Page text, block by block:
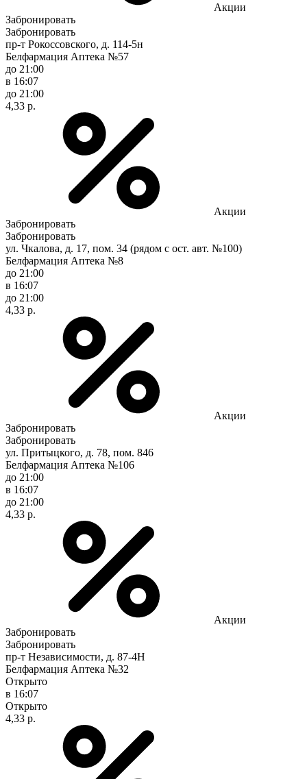
Акции
Забронировать
Забронировать
пр-т Рокоссовского, д. 114-5н
Белфармация Аптека №57
до 21:00
в 16:07
до 21:00
4,33 р.
Акции
Забронировать
Забронировать
ул. Чкалова, д. 17, пом. 34 (рядом с ост. авт. №100)
Белфармация Аптека №8
до 21:00
в 16:07
до 21:00
4,33 р.
Акции
Забронировать
Забронировать
ул. Притыцкого, д. 78, пом. 846
Белфармация Аптека №106
до 21:00
в 16:07
до 21:00
4,33 р.
Акции
Забронировать
Забронировать
пр-т Независимости, д. 87-4Н
Белфармация Аптека №32
Открыто
в 16:07
Открыто
4,33 р.